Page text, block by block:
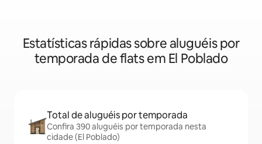
Estatísticas rápidas sobre aluguéis por
temporada de flats em El Poblado
Total de aluguéis por temporada
Confira 390 aluguéis por temporada nesta
cidade (El Poblado)